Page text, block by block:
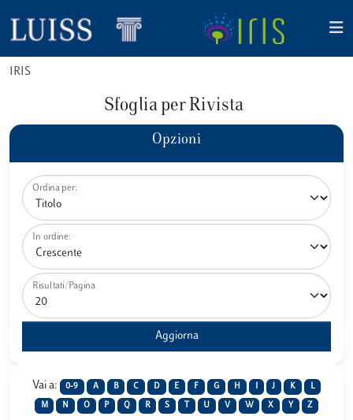
IRIS
Sfoglia per Rivista
Opzioni
Ordina per:
In ordine:
Risultati/Pagina
Vai a: 0-9 A B C D E F G H J K L
M N O P Q R S U V W X Y Z